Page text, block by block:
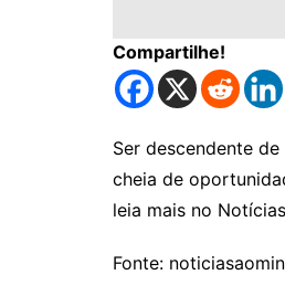
Compartilhe!
Ser descendente
cheia de
leia mais no
Fonte: